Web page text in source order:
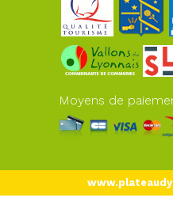
Moyens de